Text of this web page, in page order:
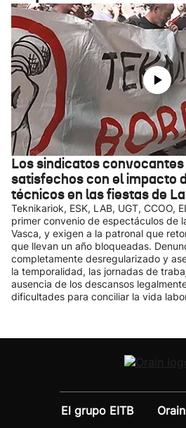
Los sindicatos
satisfechos con el impacto
técnicos en las fiestas de
Teknikariok, ESK, LAB, UGT, CCOO,
primer convenio de espectáculos de
Vasca, y exigen a la patronal que
que llevan un año bloqueadas.
completamente desregularizado y
la temporalidad, las jornadas de
ausencia de los descansos
dificultades para conciliar la vida
El grupo EITB
Orain